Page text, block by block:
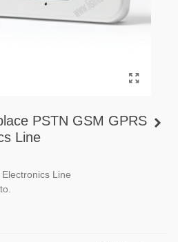
PSTN GSM GPRS
Line
Line